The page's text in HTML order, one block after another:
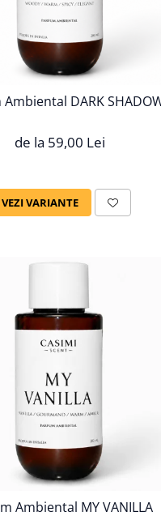
DARK
de la 59,00 Lei
VEZI VARIANTE
Ambiental MY VANILLA